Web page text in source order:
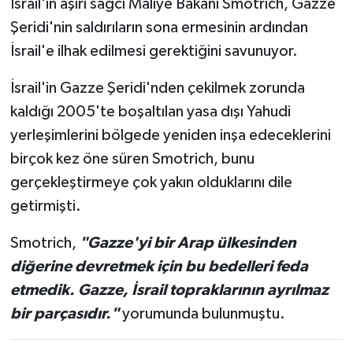
İsrail'in aşırı sağcı Maliye Bakanı Smotrich, Gazze
Şeridi'nin saldırıların sona ermesinin ardından
İsrail'e ilhak edilmesi gerektiğini savunuyor.
İsrail'in Gazze Şeridi'nden çekilmek zorunda
kaldığı 2005'te boşaltılan yasa dışı Yahudi
yerleşimlerini bölgede yeniden inşa edeceklerini
birçok kez öne süren Smotrich, bunu
gerçekleştirmeye çok yakın olduklarını dile
getirmişti.
Smotrich, "Gazze'yi bir Arap ülkesinden
diğerine devretmek için bu bedelleri feda
etmedik. Gazze, İsrail topraklarının ayrılmaz
bir parçasıdır."yorumunda bulunmuştu.